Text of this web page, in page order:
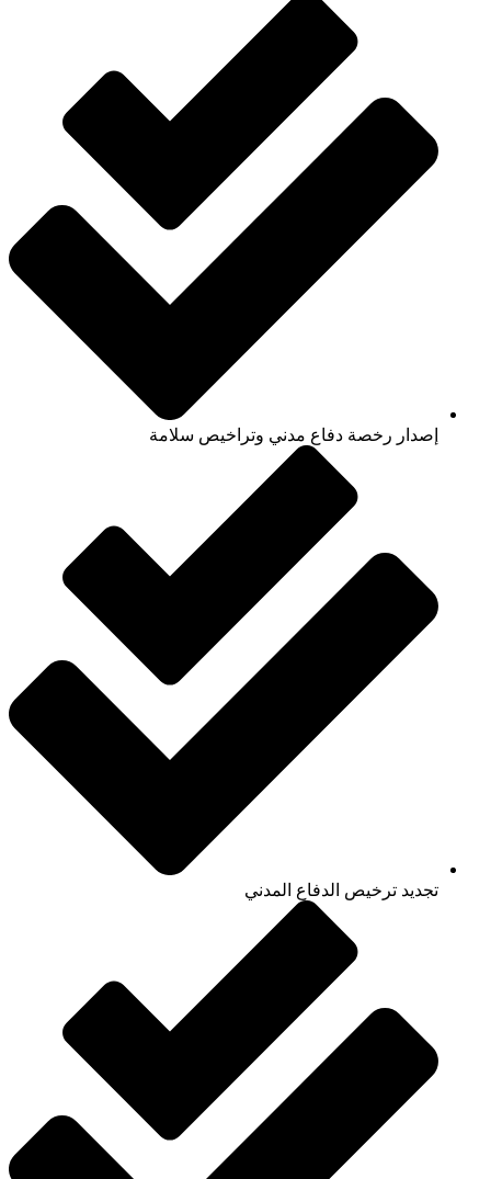
إصدار رخصة دفاع مدني وتراخيص سلامة
تجديد ترخيص الدفاع المدني